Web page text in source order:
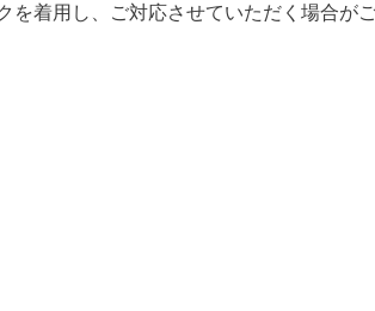
を着用し、ご対応させていただく場合がご